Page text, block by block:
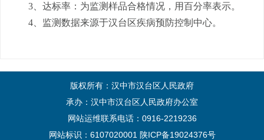
3
达标率： 为监测样品合格情况，用百分率表示。
4、监测数据来源于汉台区疾病预防控制中心。
版权所有：汉中市汉台区人民政府
承办：汉中市汉台区人民政府办公室
网站运维联系电话：0916-2219236
网站标识：6107020001 陕ICP备19024376号